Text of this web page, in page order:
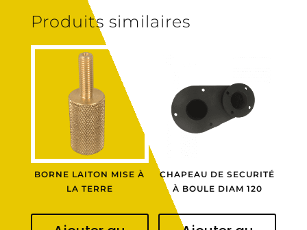
Produits similaires
BORNE LAITON MISE À
LA TERRE
CHAPEAU DE SECURITÉ
À BOULE DIAM 120